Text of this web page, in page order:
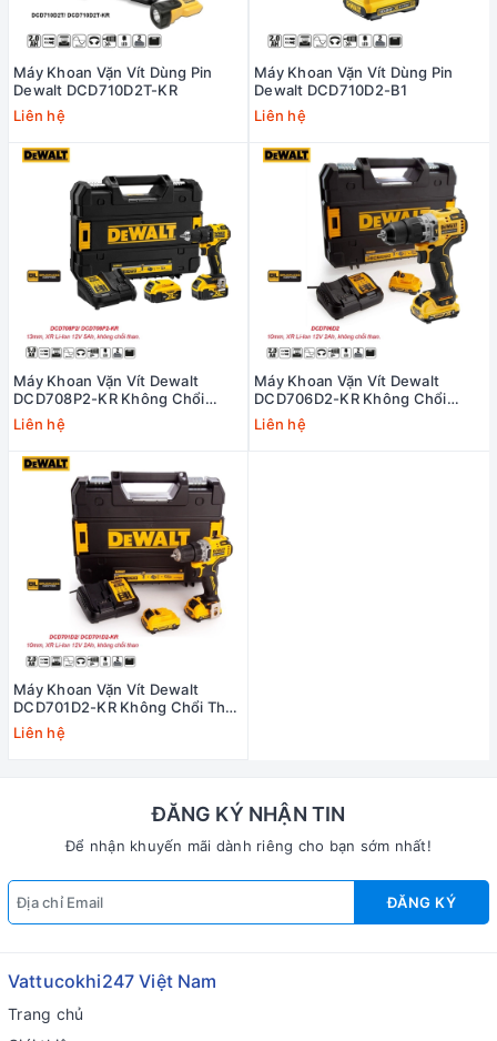
Máy Khoan Vặn Vít Dùng Pin
Dewalt DCD710D2T-KR
Liên hệ
Máy Khoan Vặn Vít Dùng Pin
Dewalt DCD710D2-B1
Liên hệ
Máy Khoan Vặn Vít Dewalt
DCD708P2-KR Không Chổi
Than Giá Rẻ
Liên hệ
Máy Khoan Vặn Vít Dewalt
DCD706D2-KR Không Chổi
Than Giá Rẻ
Liên hệ
Máy Khoan Vặn Vít Dewalt
DCD701D2-KR Không Chổi Than
Giá Rẻ
Liên hệ
ĐĂNG KÝ NHẬN TIN
Để nhận khuyến mãi dành riêng cho bạn sớm nhất!
ĐĂNG KÝ
Vattucokhi247 Việt Nam
Trang chủ